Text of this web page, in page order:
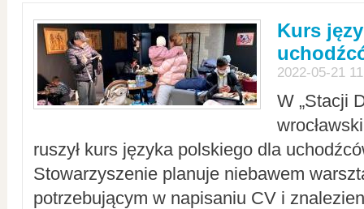
Kurs
2022-05-21
W „Stacji
ruszył kurs języka polskiego dla
Stowarzyszenie planuje niebawem
potrzebującym w napisaniu CV i